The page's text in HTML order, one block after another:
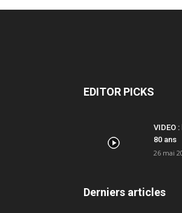
EDITOR PICKS
VIDEO
80 ans
26 mai
Derniers articles